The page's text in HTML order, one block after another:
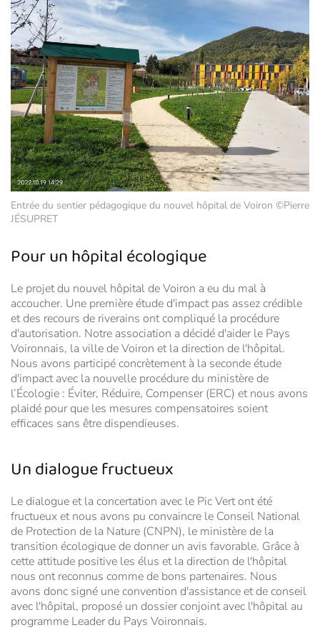
Entrée du sentier pédagogique du nouvel hôpital de Voiron ©Pierre
JÉSUPRET
Pour un hôpital écologique
Le projet du nouvel hôpital de Voiron a eu du mal à
accoucher. Une première étude d'impact pas assez crédible
et des recours de riverains ont compliqué la procédure
d'autorisation. Notre association a décidé d'aider le Pays
Voironnais, la ville de Voiron et la direction de l'hôpital.
Nous avons participé concrètement à la seconde étude
d'impact avec la nouvelle procédure du ministère de
l’Écologie : Éviter, Réduire, Compenser (ERC) et nous avons
plaidé pour que les mesures compensatoires soient
efficaces sans être dispendieuses.
Un dialogue fructueux
Le dialogue et la concertation avec le Pic Vert ont été
fructueux et nous avons pu convaincre le Conseil National
de Protection de la Nature (CNPN), le ministère de la
transition écologique de donner un avis favorable. Grâce à
cette attitude positive les élus et la direction de l'hôpital
nous ont reconnus comme de bons partenaires. Nous
avons donc signé une convention d'assistance et de conseil
avec l'hôpital, proposé un dossier conjoint avec l'hôpital au
programme Leader du Pays Voironnais.